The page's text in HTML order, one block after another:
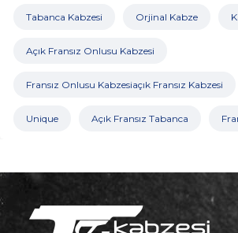
Tabanca Kabzesi Orjinal Kabze
Açık Fransız Onlusu Kabzesi
Fransız Onlusu Kabzesiaçık Fransız Kabzesi
Unique Açık Fransız Tabanca